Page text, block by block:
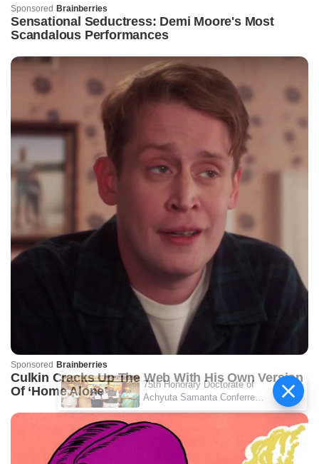
75th Honorary Doctorate of
Achyuta Samanta Conferred
by Maharaja Ganga Singh
University